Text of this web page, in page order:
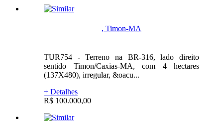
, Timon-MA
TUR754 - Terreno na BR-316, lado direito
sentido Timon/Caxias-MA, com 4 hectares
(137X480), irregular, &oacu...
+ Detalhes
R$ 100.000,00